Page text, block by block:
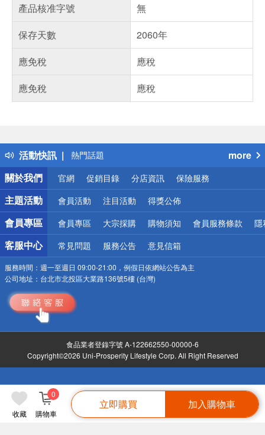
收藏 購物車
0
立即購買 加入購物車
產品核准字號
無
保存天數
2060年
應免稅
應稅
應免稅
應稅
活動快訊
得獎公告
熱門話題
銀行優惠
偏遠地區配送
詐騙網頁！請小心！
more
關於我們
官網 促銷目錄 分店資訊 保險服務
主題活動 會員活動 注目活動 得獎公佈
會員專區 會員專區 大宗採購 購物須知 會員服務條款 隱
客服中心 常見問題 服務公告 意見信箱
服務時間： 週一至週日 09:00-21:00，例假日依網站公告為主
公司地址： 台北市北投區大業路136號5樓 (台灣)
食品業者登錄字號 A-122662550-00000-6
Copyright©2026 Uni-Prosperity Lifestyle Corp. All Right Reserved